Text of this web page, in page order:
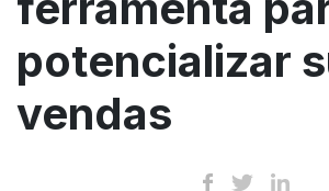
potencializar
vendas